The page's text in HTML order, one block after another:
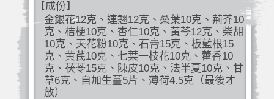
【成份】
金銀花12克、連翹12克、桑葉10克、荊芥10
克、桔梗10克、杏仁10克、黃芩12克、柴胡
10克、天花粉10克、石膏15克、板藍根15
克、黄芪10克、七葉一枝花10克、藿香10
克、茯苓15克、陳皮10克、法半夏10克、甘
草6克、自加生薑5片、薄荷4.5克（最後才
放）